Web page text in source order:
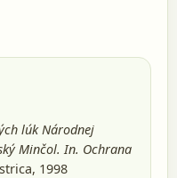
lúk Národnej
Minčol. In. Ochrana
1998